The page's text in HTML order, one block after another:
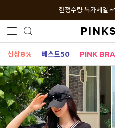
한정수량 특가세일
신상8% 베스트50 PINK